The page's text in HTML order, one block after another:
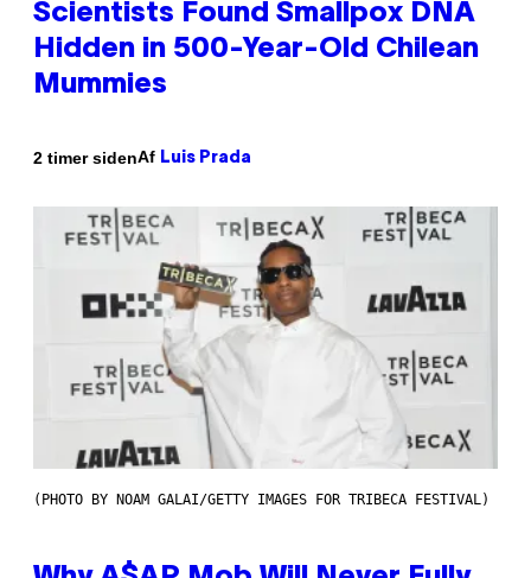
Scientists Found Smallpox DNA
Hidden in 500-Year-Old Chilean
Mummies
2 timer sidenAf Luis Prada
(PHOTO BY NOAM GALAI/GETTY IMAGES FOR TRIBECA FESTIVAL)